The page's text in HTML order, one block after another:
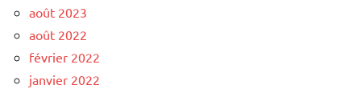
août 2023
août 2022
février 2022
janvier 2022